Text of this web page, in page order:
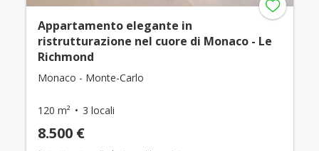
Appartamento elegante in
ristrutturazione nel cuore di Monaco - Le
Richmond
Monaco - Monte-Carlo
120 m² 3 locali
8.500 €